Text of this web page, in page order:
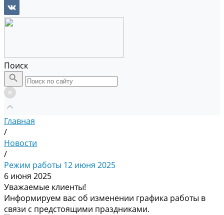
Поиск
Главная
/
Новости
/
Режим работы 12 июня 2025
6 июня 2025
Уважаемые клиенты!
Информируем вас об изменении графика работы в
связи с предстоящими праздниками.